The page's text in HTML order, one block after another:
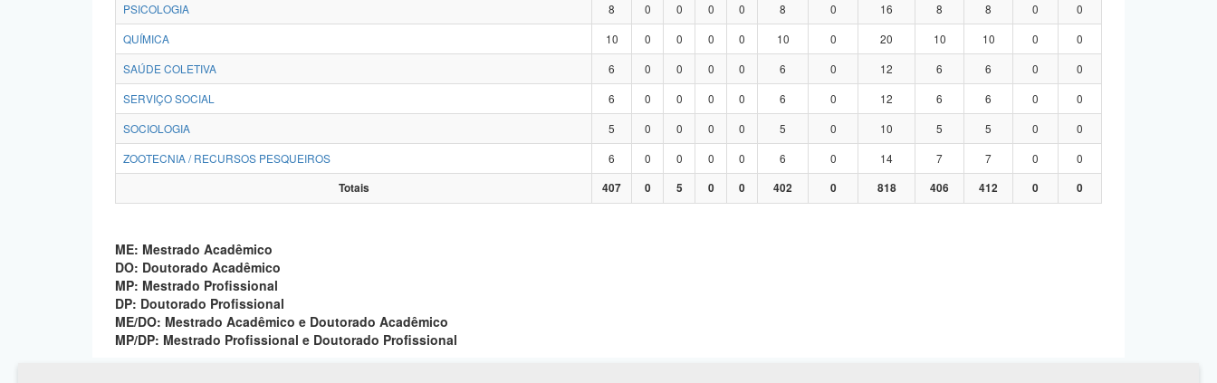
PSICOLOGIA
8 0 0 0 0 8 0 16 8 8 0
0
QUÍMICA
10 0 0 0 0 10 0 20 10 10 0
0
SAÚDE COLETIVA
6 0 0 0 0 6 0 12 6 6 0
0
SERVIÇO SOCIAL
6 0 0 0 0 6 0 12 6 6 0
0
SOCIOLOGIA
5 0 0 0 0 5 0 10 5 5 0
0
ZOOTECNIA / RECURSOS PESQUEIROS
6 0 0 0 0 6 0 14 7 7 0
0
Totais
407 0 5 0 0 402 0 818 406 412 0 0
ME: Mestrado Acadêmico
DO: Doutorado Acadêmico
MP: Mestrado Profissional
DP: Doutorado Profissional
ME/DO: Mestrado Acadêmico e Doutorado Acadêmico
MP/DP: Mestrado Profissional e Doutorado Profissional